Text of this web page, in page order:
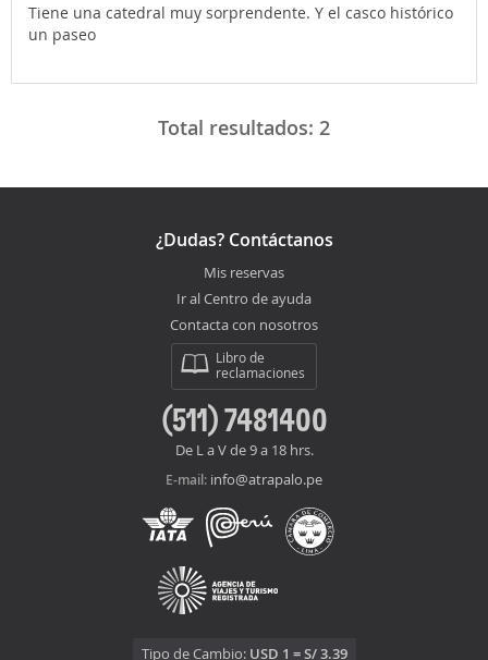
Tiene una catedral muy sorprendente. Y el casco histórico
un paseo
Total resultados: 2
¿Dudas? Contáctanos
Mis reservas
Ir al Centro de ayuda
Contacta con nosotros
Libro de
reclamaciones
(511) 7481400
De L a V de 9 a 18 hrs.
E-mail: info@atrapalo.pe
Tipo de Cambio: USD 1 = S/ 3.39